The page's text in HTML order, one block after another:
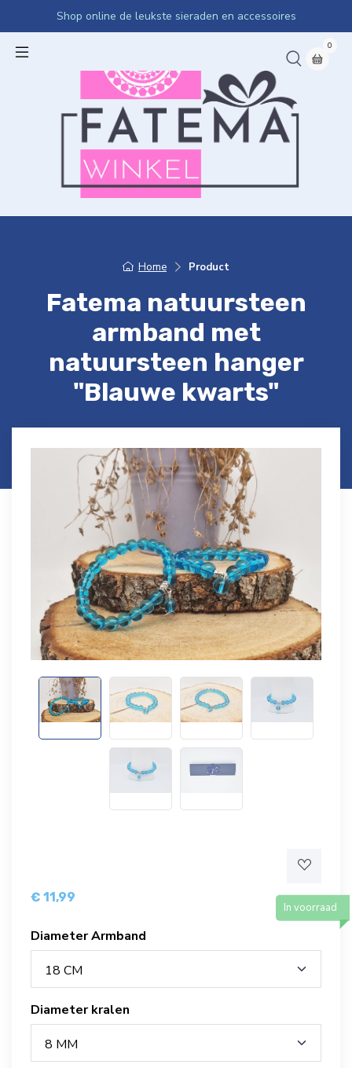
Shop online de leukste sieraden en accessoires
0
Home Product
Fatema natuursteen
armband met
natuursteen hanger
"Blauwe kwarts"
€ 11,99
In voorraad
Diameter Armband
18 CM
Diameter kralen
8 MM